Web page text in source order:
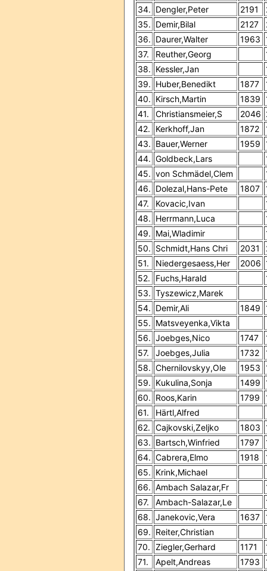
34. Dengler,Peter 2191
35. Demir,Bilal 2127
36. Daurer,Walter 1963
37.
Reuther,Georg
38. Kessler,Jan
39. Huber,Benedikt 1877
40. Kirsch,Martin 1839
41.
Christiansmeier,S 2046
42.
Kerkhoff,Jan 1872
43. Bauer,Werner 1959
44. Goldbeck,Lars
45. von Schmädel,Clem
46. Dolezal,Hans-Pete 1807
47.
Kovacic,Ivan
48. Herrmann,Luca
49. Mai,Wladimir
50. Schmidt,Hans Chri 2031
51.
Niedergesaess,Her 2006
52.
Fuchs,Harald
53. Tyszewicz,Marek
54. Demir,Ali 1849
55. Matsveyenka,Vikta
56. Joebges,Nico 1747
57.
Joebges,Julia 1732
58. Chernilovskyy,Ole 1953
59. Kukulina,Sonja 1499
60. Roos,Karin 1799
61.
Härtl,Alfred
62. Cajkovski,Zeljko 1803
63. Bartsch,Winfried 1797
64. Cabrera,Elmo 1918
65. Krink,Michael
66. Ambach Salazar,Fr
67.
Ambach-Salazar,Le
68. Janekovic,Vera 1637
69. Reiter,Christian
70. Ziegler,Gerhard 1171
71.
Apelt,Andreas 1793